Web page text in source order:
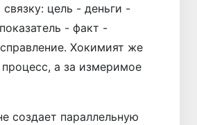
цель - деньги -
- факт -
Хокимият же
процесс, а за измеримое
создает параллельную